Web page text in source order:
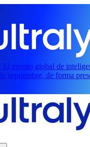
El evento global de
septiembre, de forma